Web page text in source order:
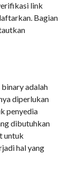
link
Bagian
adalah
diperlukan
penyedia
dibutuhkan
untuk
hal yang